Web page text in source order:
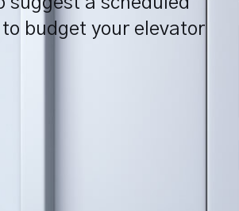
budget your elevator